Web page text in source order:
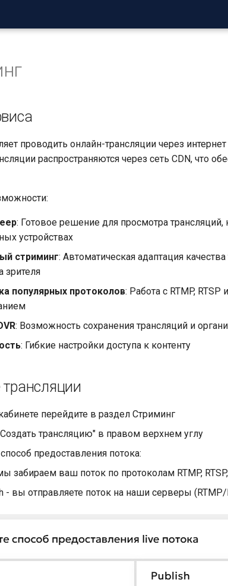
проводить онлайн-трансляции через
распространяются через сеть CDN, что
: Готовое решение для просмотра трансляций,
устройствах
стриминг: Автоматическая адаптация
зрителя
популярных протоколов: Работа с RTMP,
: Возможность сохранения трансляций и
: Гибкие настройки доступа к контенту
перейдите в раздел Стриминг
трансляцию" в правом верхнем углу
предоставления потока:
забираем ваш поток по протоколам RTMP,
- вы отправляете поток на наши серверы (RTMP/